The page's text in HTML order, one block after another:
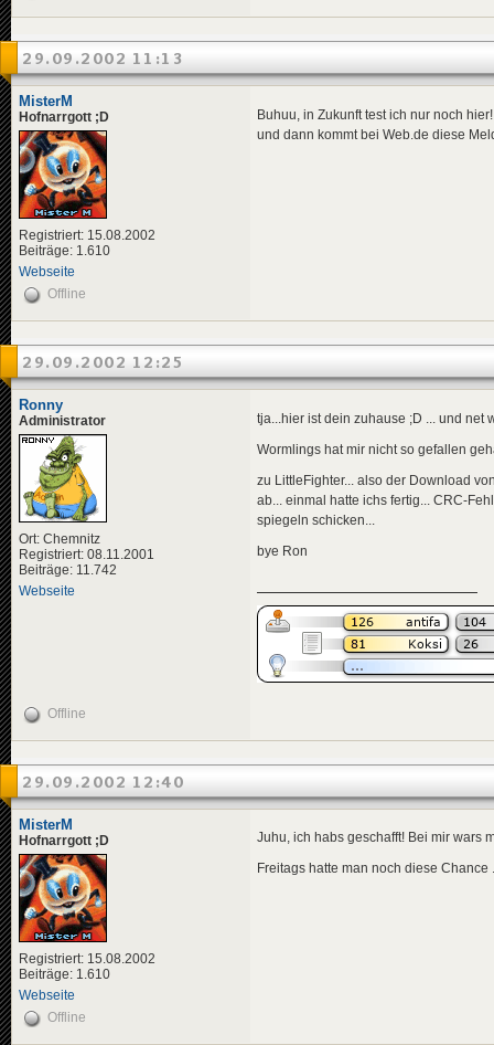
29.09.2002 11:13
MisterM
Hofnarrgott ;D
Registriert: 15.08.2002
Beiträge: 1.610
Webseite
Buhuu, in Zukunft test ich nur noch
und dann kommt bei Web.de diese
Offline
29.09.2002 12:25
Ronny
Administrator
Ort: Chemnitz
Registriert: 08.11.2001
Beiträge: 11.742
Webseite
tja...hier ist dein zuhause ;D ... und net
Wormlings hat mir nicht so gefallen
zu LittleFighter... also der Download
ab... einmal hatte ichs fertig... CRC-
spiegeln schicken...
bye Ron
Offline
29.09.2002 12:40
MisterM
Hofnarrgott ;D
Registriert: 15.08.2002
Beiträge: 1.610
Webseite
Juhu, ich habs geschafft! Bei mir wars
Freitags hatte man noch diese
Offline